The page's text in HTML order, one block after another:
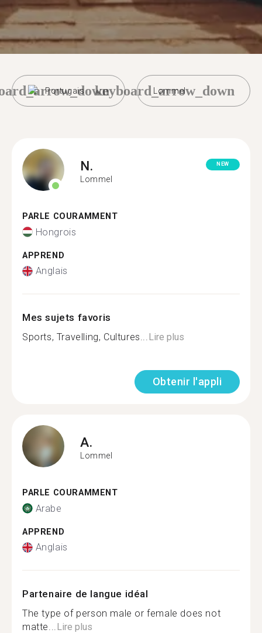
Portugais Lommel
keyboard_arrow_down
N.
Lommel
NEW
PARLE COURAMMENT
Hongrois
APPREND
Anglais
Mes sujets favoris
Sports, Travelling, Cultures...Lire plus
Obtenir l'appli
A.
Lommel
PARLE COURAMMENT
Arabe
APPREND
Anglais
Partenaire de langue idéal
The type of person male or female does not
matte...Lire plus